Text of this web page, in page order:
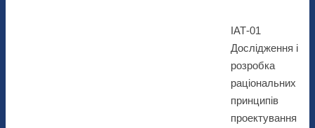
ІАТ-01
Дослідження і
розробка
раціональних
принципів
проектування